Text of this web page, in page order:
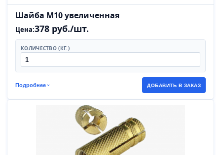
Шайба М10 увеличенная
Цена:378 руб./шт.
КОЛИЧЕСТВО (КГ.)
Подробнее ДОБАВИТЬ В ЗАКАЗ